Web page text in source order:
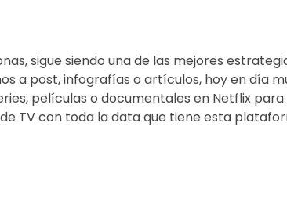
sigue siendo una de las mejores
a post, infografías o artículos, hoy en día
películas o documentales en Netflix
TV con toda la data que tiene esta